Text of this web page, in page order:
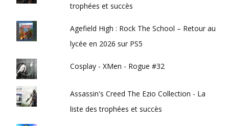
trophées et succès
Agefield High : Rock The School – Retour au
lycée en 2026 sur PS5
Cosplay - XMen - Rogue #32
Assassin's Creed The Ezio Collection - La
liste des trophées et succès